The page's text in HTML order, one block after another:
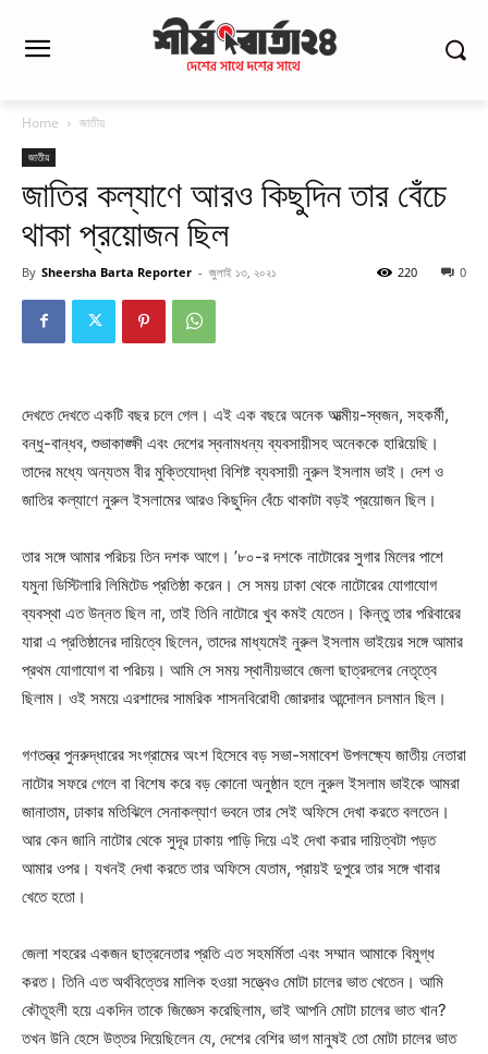
Home জাতীয়
জাতীয়
জাতির কল্যাণে আরও কিছুদিন তার বেঁচে
থাকা প্রয়োজন ছিল
By Sheersha Barta Reporter - জুলাই ১৩, ২০২১ 0
220
দেখতে দেখতে একটি বছর চলে গেল। এই এক বছরে অনেক আত্মীয়-স্বজন, সহকর্মী,
বন্ধু-বান্ধব, শুভাকাঙ্ক্ষী এবং দেশের স্বনামধন্য ব্যবসায়ীসহ অনেককে হারিয়েছি।
তাদের মধ্যে অন্যতম বীর মুক্তিযোদ্ধা বিশিষ্ট ব্যবসায়ী নুরুল ইসলাম ভাই। দেশ ও
জাতির কল্যাণে নুরুল ইসলামের আরও কিছুদিন বেঁচে থাকাটা বড়ই প্রয়োজন ছিল।
তার সঙ্গে আমার পরিচয় তিন দশক আগে। ’৮০-র দশকে নাটোরের সুগার মিলের পাশে
যমুনা ডিস্টিলারি লিমিটেড প্রতিষ্ঠা করেন। সে সময় ঢাকা থেকে নাটোরের যোগাযোগ
ব্যবস্থা এত উন্নত ছিল না, তাই তিনি নাটোরে খুব কমই যেতেন। কিন্তু তার পরিবারের
যারা এ প্রতিষ্ঠানের দায়িত্বে ছিলেন, তাদের মাধ্যমেই নুরুল ইসলাম ভাইয়ের সঙ্গে আমার
প্রথম যোগাযোগ বা পরিচয়। আমি সে সময় স্থানীয়ভাবে জেলা ছাত্রদলের নেতৃত্বে
ছিলাম। ওই সময়ে এরশাদের সামরিক শাসনবিরোধী জোরদার আন্দোলন চলমান ছিল।
গণতন্ত্র পুনরুদ্ধারের সংগ্রামের অংশ হিসেবে বড় সভা-সমাবেশ উপলক্ষ্যে জাতীয় নেতারা
নাটোর সফরে গেলে বা বিশেষ করে বড় কোনো অনুষ্ঠান হলে নুরুল ইসলাম ভাইকে আমরা
জানাতাম, ঢাকার মতিঝিলে সেনাকল্যাণ ভবনে তার সেই অফিসে দেখা করতে বলতেন।
আর কেন জানি নাটোর থেকে সুদূর ঢাকায় পাড়ি দিয়ে এই দেখা করার দায়িত্বটা পড়ত
আমার ওপর। যখনই দেখা করতে তার অফিসে যেতাম, প্রায়ই দুপুরে তার সঙ্গে খাবার
খেতে হতো।
জেলা শহরের একজন ছাত্রনেতার প্রতি এত সহমর্মিতা এবং সম্মান আমাকে বিমুগ্ধ
করত। তিনি এত অর্থবিত্তের মালিক হওয়া সত্ত্বেও মোটা চালের ভাত খেতেন। আমি
কৌতূহলী হয়ে একদিন তাকে জিজ্ঞেস করেছিলাম, ভাই আপনি মোটা চালের ভাত খান?
তখন উনি হেসে উত্তর দিয়েছিলেন যে, দেশের বেশির ভাগ মানুষই তো মোটা চালের ভাত